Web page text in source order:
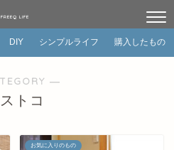
FREEQ LIFE
DIY シンプルライフ 購入したもの
―
トコ
お気に入りのもの